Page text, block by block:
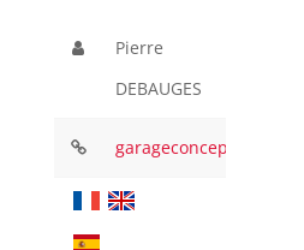
Pierre
DEBAUGES
garageconceptstore.com